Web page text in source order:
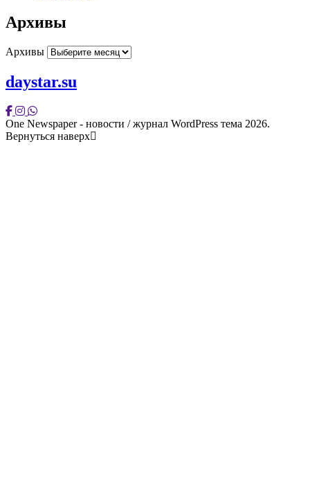
Архивы
Архивы
daystar.su
One Newspaper - новости / журнал WordPress тема 2026.
Вернуться наверх